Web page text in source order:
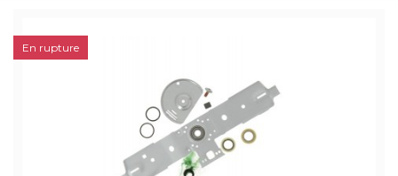
En rupture